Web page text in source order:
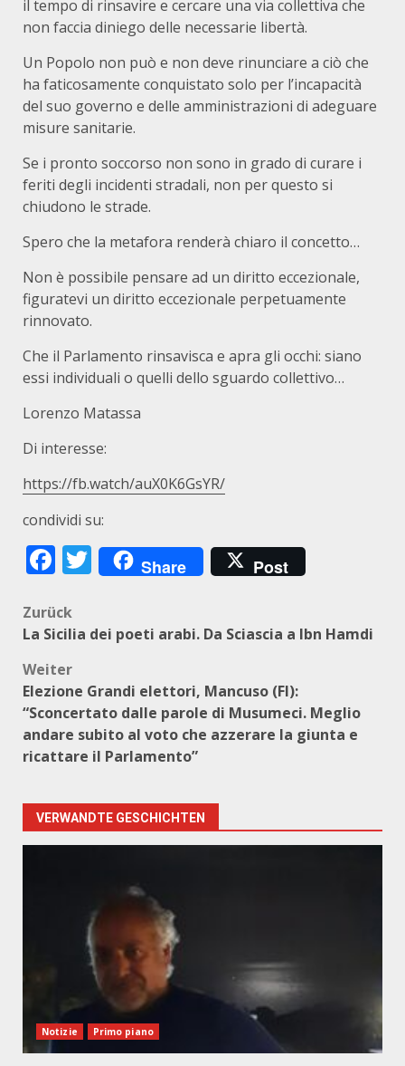
il tempo di rinsavire e cercare una via collettiva che
non faccia diniego delle necessarie libertà.
Un Popolo non può e non deve rinunciare a ciò che
ha faticosamente conquistato solo per l’incapacità
del suo governo e delle amministrazioni di adeguare
misure sanitarie.
Se i pronto soccorso non sono in grado di curare i
feriti degli incidenti stradali, non per questo si
chiudono le strade.
Spero che la metafora renderà chiaro il concetto…
Non è possibile pensare ad un diritto eccezionale,
figuratevi un diritto eccezionale perpetuamente
rinnovato.
Che il Parlamento rinsavisca e apra gli occhi: siano
essi individuali o quelli dello sguardo collettivo…
Lorenzo Matassa
Di interesse:
https://fb.watch/auX0K6GsYR/
condividi su:
Facebook
Twitter
Share Post
Beitragsnavigation
Zurück
La Sicilia dei poeti arabi. Da Sciascia a Ibn Hamdi
Weiter
Elezione Grandi elettori, Mancuso (FI):
“Sconcertato dalle parole di Musumeci. Meglio
andare subito al voto che azzerare la giunta e
ricattare il Parlamento”
VERWANDTE GESCHICHTEN
Notizie Primo piano